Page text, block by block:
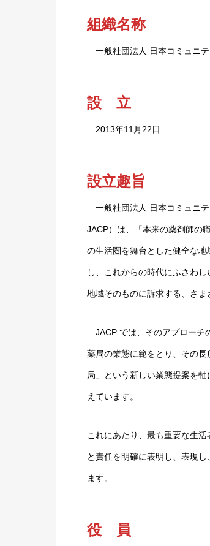
組織名称
一般社団法人 日本コミュニ
設 立
2013年11月22日
設立趣旨
一般社団法人 日本コミュニ
JACP）は、「本来の薬剤師の
の生活圏を舞台とした健全な
し、これからの時代にふさわ
地域そのものに訴求する、さま
JACP では、そのアプローチ
薬局の業態に範をとり、その
局」という新しい業態提案を
えています。
これにあたり、最も重要な生
と責任を明確に表明し、表現
ます。
役 員